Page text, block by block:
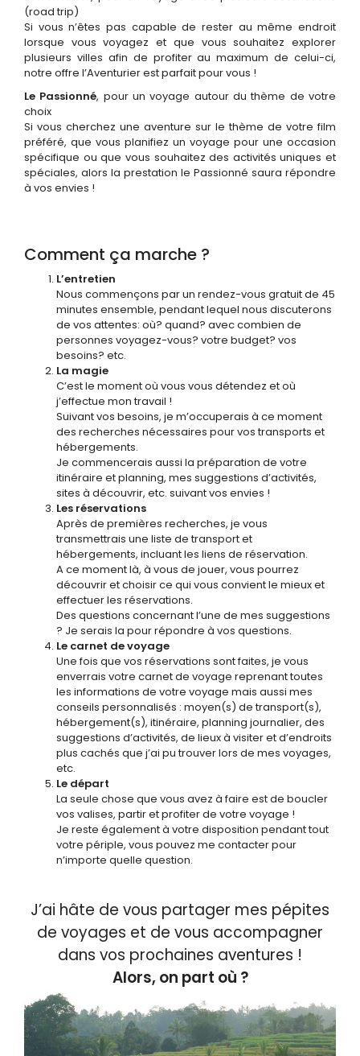
(road trip)
Si vous n’êtes pas capable de rester au même endroit
lorsque vous voyagez et que vous souhaitez explorer
plusieurs villes afin de profiter au maximum de celui-ci,
notre offre l’Aventurier est parfait pour vous !
Le Passionné, pour un voyage autour du thème de votre
choix
Si vous cherchez une aventure sur le thème de votre film
préféré, que vous planifiez un voyage pour une occasion
spécifique ou que vous souhaitez des activités uniques et
spéciales, alors la prestation le Passionné saura répondre
à vos envies !
Comment ça marche ?
L’entretien
Nous commençons par un rendez-vous gratuit de 45
minutes ensemble, pendant lequel nous discuterons
de vos attentes: où? quand? avec combien de
personnes voyagez-vous? votre budget? vos
besoins? etc.
La magie
C’est le moment où vous vous détendez et où
j’effectue mon travail !
Suivant vos besoins, je m’occuperais à ce moment
des recherches nécessaires pour vos transports et
hébergements.
Je commencerais aussi la préparation de votre
itinéraire et planning, mes suggestions d’activités,
sites à découvrir, etc. suivant vos envies !
Les réservations
Après de premières recherches, je vous
transmettrais une liste de transport et
hébergements, incluant les liens de réservation.
A ce moment là, à vous de jouer, vous pourrez
découvrir et choisir ce qui vous convient le mieux et
effectuer les réservations.
Des questions concernant l’une de mes suggestions
? Je serais la pour répondre à vos questions.
Le carnet de voyage
Une fois que vos réservations sont faites, je vous
enverrais votre carnet de voyage reprenant toutes
les informations de votre voyage mais aussi mes
conseils personnalisés : moyen(s) de transport(s),
hébergement(s), itinéraire, planning journalier, des
suggestions d’activités, de lieux à visiter et d’endroits
plus cachés que j’ai pu trouver lors de mes voyages,
etc.
Le départ
La seule chose que vous avez à faire est de boucler
vos valises, partir et profiter de votre voyage !
Je reste également à votre disposition pendant tout
votre périple, vous pouvez me contacter pour
n’importe quelle question.
J’ai hâte de vous partager mes pépites
de voyages et de vous accompagner
dans vos prochaines aventures !
Alors, on part où ?